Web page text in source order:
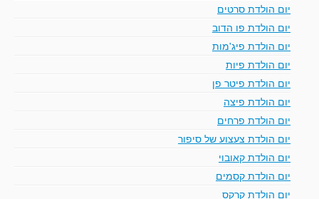
יום הולדת סרטים
יום הולדת פו הדוב
יום הולדת פיג'מות
יום הולדת פיות
יום הולדת פיטר פן
יום הולדת פיצה
יום הולדת פרחים
יום הולדת צעצוע של סיפור
יום הולדת קאובוי
יום הולדת קסמים
יום הולדת קרקס